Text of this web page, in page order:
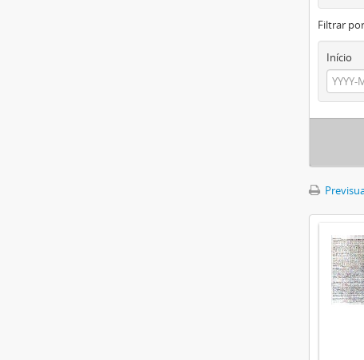
Filtrar
Início